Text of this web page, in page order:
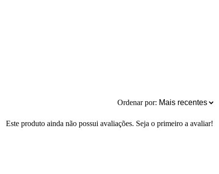
Ordenar por:
Este produto ainda não possui avaliações. Seja o primeiro a avaliar!